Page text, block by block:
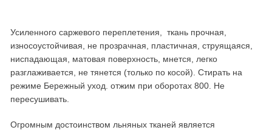
Усиленного саржевого переплетения, ткань прочная,
износоустойчивая, не прозрачная, пластичная, струящаяся,
ниспадающая, матовая поверхность, мнется, легко
разглаживается, не тянется (только по косой). Стирать на
режиме Бережный уход. отжим при оборотах 800. Не
пересушивать.
Огромным достоинством льняных тканей является